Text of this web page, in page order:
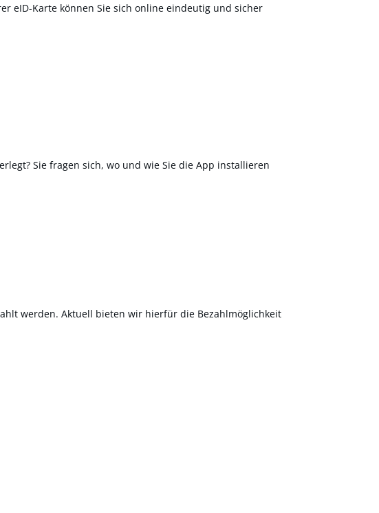
eID-Karte können Sie sich online eindeutig und sicher
Sie fragen sich, wo und wie Sie die App installieren
werden. Aktuell bieten wir hierfür die Bezahlmöglichkeit